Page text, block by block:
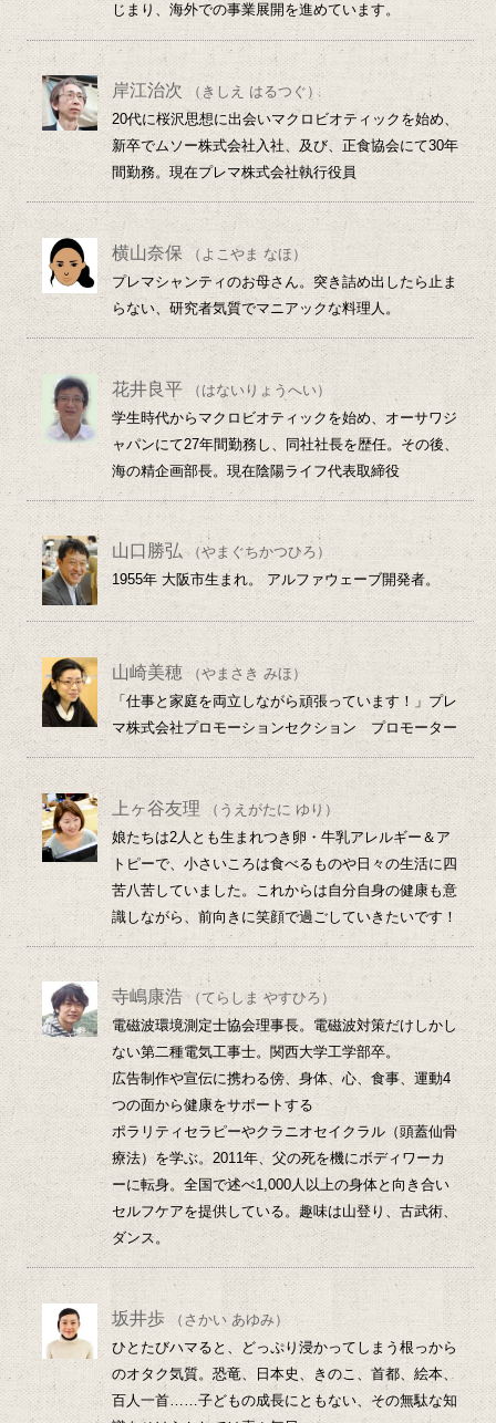
じまり、海外での事業展開を進めています。
岸江治次
（きしえ はるつぐ）
20代に桜沢思想に出会いマクロビオティックを始め、
新卒でムソー株式会社入社、及び、正食協会にて30年
間勤務。現在プレマ株式会社執行役員
横山奈保
（よこやま なほ）
プレマシャンティのお母さん。突き詰め出したら止ま
らない、研究者気質でマニアックな料理人。
花井良平
（はないりょうへい）
学生時代からマクロビオティックを始め、オーサワジ
ャパンにて27年間勤務し、同社社長を歴任。その後、
海の精企画部長。現在陰陽ライフ代表取締役
山口勝弘（やまぐちかつひろ）
1955年 大阪市生まれ。 アルファウェーブ開発者。
山崎美穂
（やまさき みほ）
「仕事と家庭を両立しながら頑張っています！」プレ
マ株式会社プロモーションセクション プロモーター
上ヶ谷友理
（うえがたに ゆり）
娘たちは2人とも生まれつき卵・牛乳アレルギー＆ア
トピーで、小さいころは食べるものや日々の生活に四
苦八苦していました。これからは自分自身の健康も意
識しながら、前向きに笑顔で過ごしていきたいです！
寺嶋康浩 （てらしま やすひろ）
電磁波環境測定士協会理事長。電磁波対策だけしかし
ない第二種電気工事士。関西大学工学部卒。
広告制作や宣伝に携わる傍、身体、心、食事、運動4
つの面から健康をサポートする
ポラリティセラピーやクラニオセイクラル（頭蓋仙骨
療法）を学ぶ。2011年、父の死を機にボディワーカ
ーに転身。全国で述べ1,000人以上の身体と向き合い
セルフケアを提供している。趣味は山登り、古武術、
ダンス。
坂井歩
（さかい あゆみ）
ひとたびハマると、どっぷり浸かってしまう根っから
のオタク気質。恐竜、日本史、きのこ、首都、絵本、
百人一首……子どもの成長にともない、その無駄な知